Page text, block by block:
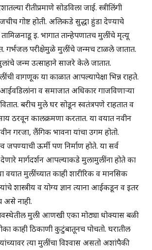
रीतीप्रमाणे सोडविला जाई. स्त्रीलिंगी
गोष्ट होती. अलिकडे सुद्धा हुंडा देण्याचे
तामिळनाडू इ. भागात तान्हेपणातच मुलींचे मृत्यू
परीक्षेमुळे मुलींचे जन्मच टाळले जातात.
जन्म उत्साहाने साजरे केले जातात.
वागणूक या काळात आपल्यापेक्षा भिन्न राहते.
व समाजात अधिकार गाजविणाऱ्या
बरीच मुले घर सोडून स्वतंत्रपणे राहतात व
ठरवून कालक्रमणा करतात. या वयात नवीन
गरजा, लैंगिक भावना यांचा उगम होतो.
जपण्याची ऊर्मी पण निर्माण होते. या सर्व
मार्गदर्शन आपल्याकडे मुलामुलींना होते का
वयात मुलींच्यात काही शारीरिक व मानसिक
शास्त्रीय व योग्य ज्ञान त्याना आईकडून व इतर
नाही.
मुली आणखी एका मोठ्या धोक्यास बळी
काही ठिकाणी कुटुंबातूनच पोचतो. घरातील
त्या मुलींचा विश्वास असतो अशांपैकी